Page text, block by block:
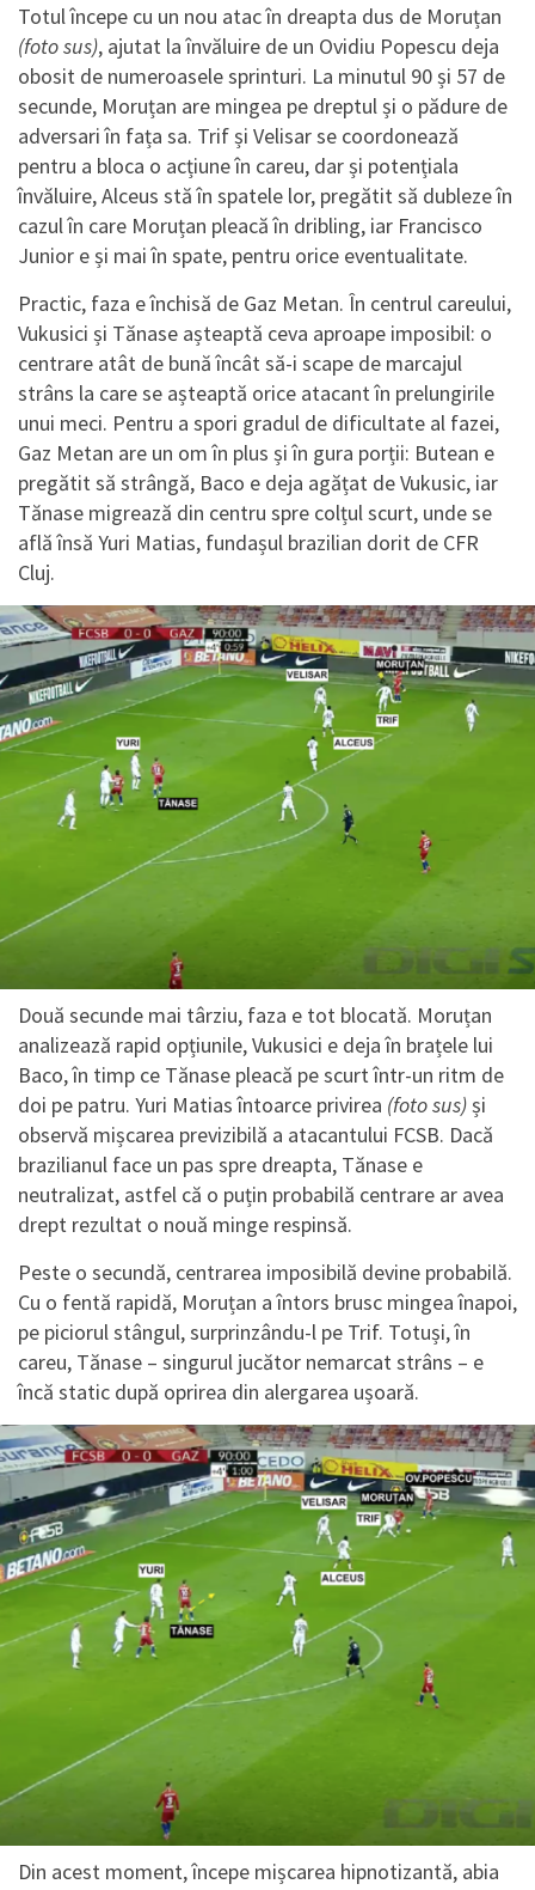
Totul începe cu un nou atac în dreapta dus de Moruțan
(foto sus), ajutat la învăluire de un Ovidiu Popescu deja
obosit de numeroasele sprinturi. La minutul 90 și 57 de
secunde, Moruțan are mingea pe dreptul și o pădure de
adversari în fața sa. Trif și Velisar se coordonează
pentru a bloca o acțiune în careu, dar și potențiala
învăluire, Alceus stă în spatele lor, pregătit să dubleze în
cazul în care Moruțan pleacă în dribling, iar Francisco
Junior e și mai în spate, pentru orice eventualitate.
Practic, faza e închisă de Gaz Metan. În centrul careului,
Vukusici și Tănase așteaptă ceva aproape imposibil: o
centrare atât de bună încât să-i scape de marcajul
strâns la care se așteaptă orice atacant în prelungirile
unui meci. Pentru a spori gradul de dificultate al fazei,
Gaz Metan are un om în plus și în gura porții: Butean e
pregătit să strângă, Baco e deja agățat de Vukusic, iar
Tănase migrează din centru spre colțul scurt, unde se
află însă Yuri Matias, fundașul brazilian dorit de CFR
Cluj.
Două secunde mai târziu, faza e tot blocată. Moruțan
analizează rapid opțiunile, Vukusici e deja în brațele lui
Baco, în timp ce Tănase pleacă pe scurt într-un ritm de
doi pe patru. Yuri Matias întoarce privirea (foto sus)și
observă mișcarea previzibilă a atacantului FCSB. Dacă
brazilianul face un pas spre dreapta, Tănase e
neutralizat, astfel că o puțin probabilă centrare ar avea
drept rezultat o nouă minge respinsă.
Peste o secundă, centrarea imposibilă devine probabilă.
Cu o fentă rapidă, Moruțan a întors brusc mingea înapoi,
pe piciorul stângul, surprinzându-l pe Trif. Totuși, în
careu, Tănase – singurul jucător nemarcat strâns – e
încă static după oprirea din alergarea ușoară.
Din acest moment, începe mișcarea hipnotizantă, abia